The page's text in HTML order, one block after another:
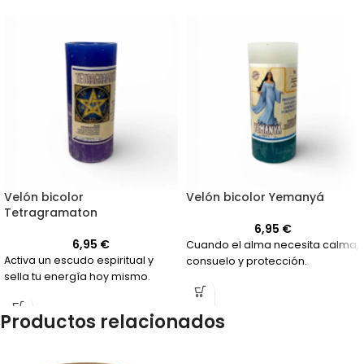
Velón bicolor
Tetragramaton
6,95 €
Activa un escudo espiritual y
sella tu energía hoy mismo.
Velón bicolor Yemanyá
6,95 €
Cuando el alma necesita calma,
consuelo y protección.
Productos relacionados